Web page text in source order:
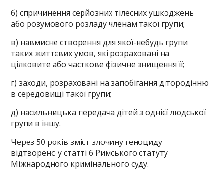
б) спричинення серйозних тілесних ушкоджень
або розумового розладу членам такої групи;
в) навмисне створення для якої-небудь групи
таких життєвих умов, які розраховані на
цілковите або часткове фізичне знищення її;
г) заходи, розраховані на запобігання дітородінню
в середовищі такої групи;
д) насильницька передача дітей з однієї людської
групи в іншу.
Через 50 років зміст злочину геноциду
відтворено у статті 6 Римського статуту
Міжнародного кримінального суду.